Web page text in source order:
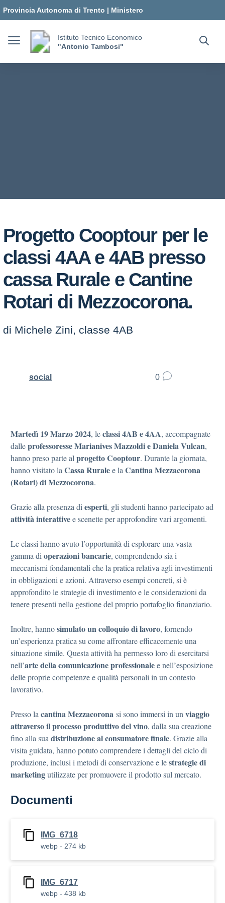
Provincia Autonoma di Trento | Ministero
dell'Istruzione e del Merito
Istituto Tecnico Economico
"Antonio Tambosi"
Progetto Cooptour per le
classi 4AA e 4AB presso
cassa Rurale e Cantine
Rotari di Mezzocorona.
di Michele Zini, classe 4AB
social 0
Martedì 19 Marzo 2024, leclassi 4AB e 4AA, accompagnate
dalleprofessoresse Marianives Mazzoldi e Daniela Vulcan,
hanno preso parte al progetto Cooptour. Durante la giornata,
hanno visitato la Cassa Ruralee la Cantina Mezzacorona
(Rotari) di Mezzocorona.
Grazie alla presenza di esperti, gli studenti hanno partecipato ad
attività interattivee scenette per approfondire vari argomenti.
Le classi hanno avuto l’opportunità di esplorare una vasta
gamma di operazioni bancarie, comprendendo sia i
meccanismi fondamentali che la pratica relativa agli investimenti
in obbligazioni e azioni. Attraverso esempi concreti, si è
approfondito le strategie di investimento e le considerazioni da
tenere presenti nella gestione del proprio portafoglio finanziario.
Inoltre, hannosimulato un colloquio di lavoro, fornendo
un’esperienza pratica su come affrontare efficacemente una
situazione simile. Questa attività ha permesso loro di esercitarsi
nell’arte della comunicazione professionalee nell’esposizione
delle proprie competenze e qualità personali in un contesto
lavorativo.
Presso la cantina Mezzacorona si sono immersi in un viaggio
attraverso il processo produttivo del vino, dalla sua creazione
fino alla sua distribuzione al consumatore finale. Grazie alla
visita guidata, hanno potuto comprendere i dettagli del ciclo di
produzione, inclusi i metodi di conservazione e lestrategie di
marketingutilizzate per promuovere il prodotto sul mercato.
Documenti
IMG_6718
webp - 274 kb
IMG_6717
webp - 438 kb